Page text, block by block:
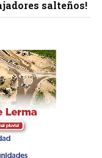
salteños!